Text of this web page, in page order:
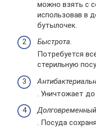
можно взять с
использовав в
бутылочек.
Быстрота.
Потребуется
стерильную
. Уничтожает
. Посуда